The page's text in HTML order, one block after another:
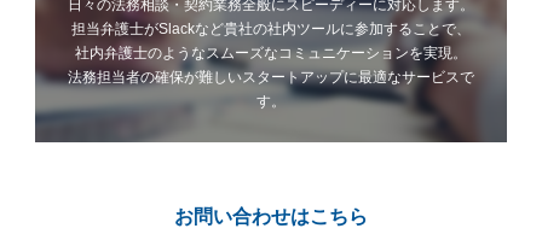
日々の法務相談・契約業務全般にスピーディーに対応します。
担当弁護士がSlackなど貴社の社内ツールに参加することで、
社内弁護士のようなスムーズなコミュニケーションを実現。
法務担当者の確保が難しいスタートアップに最適なサービスで
す。
お問い合わせはこちら